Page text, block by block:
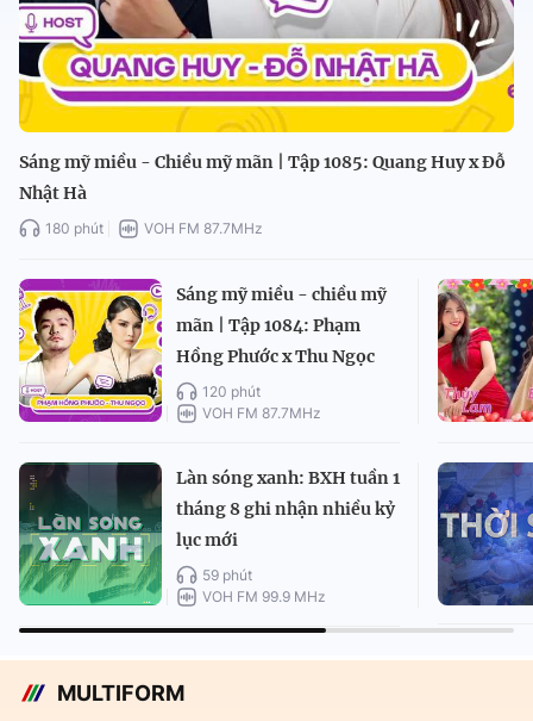
Sáng mỹ miều - Chiều mỹ mãn | Tập 1085: Quang Huy x Đỗ
Nhật Hà
180 phút VOH FM 87.7MHz
Sáng mỹ miều - chiều mỹ
mãn | Tập 1084: Phạm
Hồng Phước x Thu Ngọc
120 phút
VOH FM 87.7MHz
Làn sóng xanh: BXH tuần 1
tháng 8 ghi nhận nhiều kỷ
lục mới
59 phút
VOH FM 99.9 MHz
MULTIFORM